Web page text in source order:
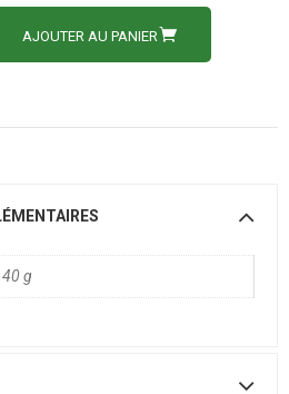
AJOUTER AU PANIER
40 g